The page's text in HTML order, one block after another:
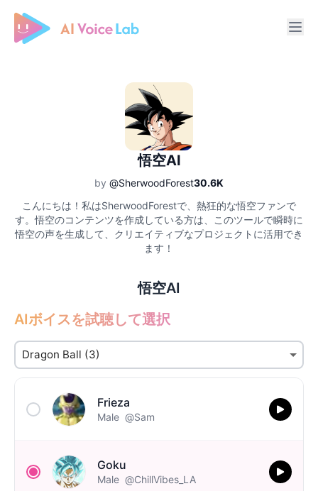
Free AI Cover & AI Voice Over
悟空AI
by @SherwoodForest30.6K
こんにちは！私はSherwoodForestで、熱狂的な悟空ファンで
す。悟空のコンテンツを作成している方は、このツールで瞬時に
悟空の声を生成して、クリエイティブなプロジェクトに活用でき
ます！
悟空AI
AIボイスを試聴して選択
Frieza
Male @Sam
Goku
Male @ChillVibes_LA